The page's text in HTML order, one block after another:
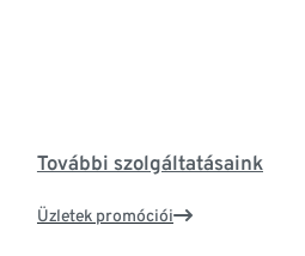
További szolgáltatásaink
Üzletek promóciói